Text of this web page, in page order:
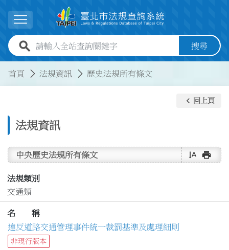
展開選單
全站查詢關鍵字欄位 搜尋
首頁 法規資訊 歷史法規所有條文
法規資訊
keyboard_arrow_left 回上頁
中央歷史法規所有條文 text_rotate_vertical print
法規類別
交通類
名 稱
違反道路交通管理事件統一裁罰基準及處理細則
非現行版本